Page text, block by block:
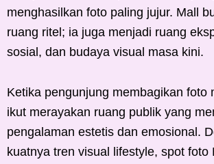
menghasilkan foto paling jujur. Mall
ruang ritel; ia juga menjadi ruang
sosial, dan budaya visual masa kini.
Ketika pengunjung membagikan foto
ikut merayakan ruang publik yang
pengalaman estetis dan emosional.
kuatnya tren visual lifestyle, spot foto